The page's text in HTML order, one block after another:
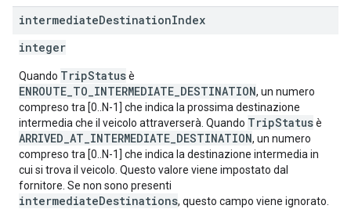
intermediateDestinationIndex
integer
Quando TripStatusè
ENROUTE_TO_INTERMEDIATE_DESTINATION, un numero
compreso tra [0..N-1] che indica la prossima destinazione
intermedia che il veicolo attraverserà. Quando TripStatusè
ARRIVED_AT_INTERMEDIATE_DESTINATION, un numero
compreso tra [0..N-1] che indica la destinazione intermedia in
cui si trova il veicolo. Questo valore viene impostato dal
fornitore. Se non sono presenti
intermediateDestinations, questo campo viene ignorato.